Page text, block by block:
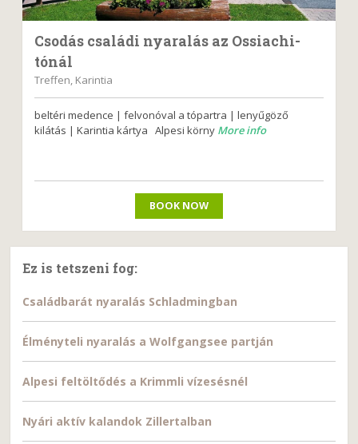
Csodás családi nyaralás az Ossiachi-
tónál
Treffen, Karintia
beltéri medence | felvonóval a tópartra | lenyűgöző
kilátás | Karintia kártya Alpesi körny More info
BOOK NOW
Ez is tetszeni fog:
Családbarát nyaralás Schladmingban
Élményteli nyaralás a Wolfgangsee partján
Alpesi feltöltődés a Krimmli vízesésnél
Nyári aktív kalandok Zillertalban